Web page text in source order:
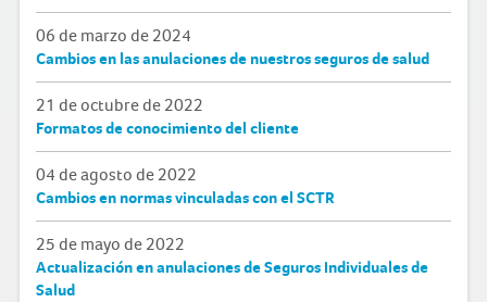
06 de marzo de 2024
Cambios en las anulaciones de nuestros seguros de salud
21 de octubre de 2022
Formatos de conocimiento del cliente
04 de agosto de 2022
Cambios en normas vinculadas con el SCTR
25 de mayo de 2022
Actualización en anulaciones de Seguros Individuales de
Salud